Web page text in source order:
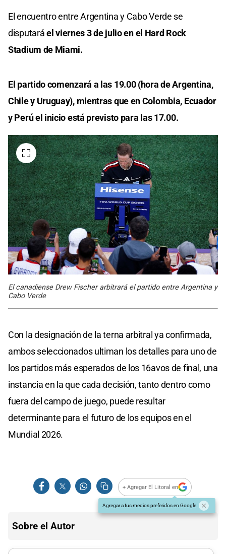
El encuentro entre Argentina y Cabo Verde se
disputaráel viernes 3 de julio en el Hard Rock
Stadium de Miami.
El partido comenzará a las 19.00 (hora de Argentina,
Chile y Uruguay), mientras que en Colombia, Ecuador
y Perú el inicio está previsto para las 17.00.
El canadiense Drew Fischer arbitrará el partido entre Argentina y
Cabo Verde
Con la designación de la terna arbitral ya confirmada,
ambos seleccionados ultiman los detalles para uno de
los partidos más esperados de los 16avos de final, una
instancia en la que cada decisión, tanto dentro como
fuera del campo de juego, puede resultar
determinante para el futuro de los equipos en el
Mundial 2026.
+ Agregar El Litoral en
Agregar a tus medios preferidos en Google
Sobre el Autor